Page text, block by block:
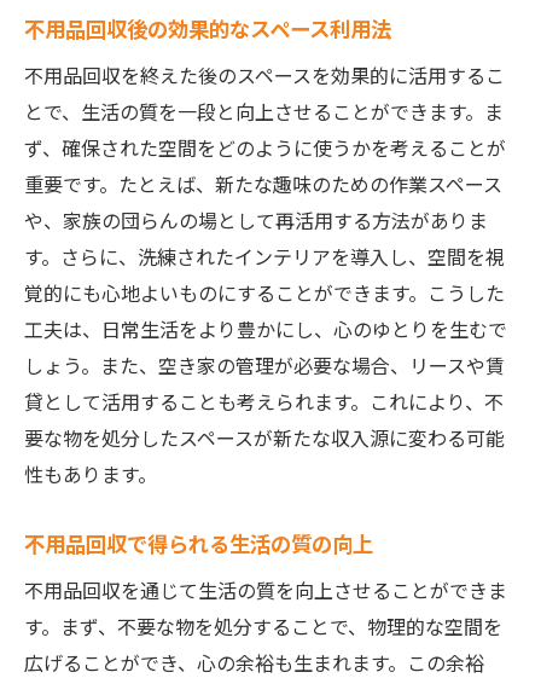
不用品回収後の効果的なスペース利用法
不用品回収を終えた後のスペースを効果的に活用するこ
とで、生活の質を一段と向上させることができます。ま
ず、確保された空間をどのように使うかを考えることが
重要です。たとえば、新たな趣味のための作業スペース
や、家族の団らんの場として再活用する方法がありま
す。さらに、洗練されたインテリアを導入し、空間を視
覚的にも心地よいものにすることができます。こうした
工夫は、日常生活をより豊かにし、心のゆとりを生むで
しょう。また、空き家の管理が必要な場合、リースや賃
貸として活用することも考えられます。これにより、不
要な物を処分したスペースが新たな収入源に変わる可能
性もあります。
不用品回収で得られる生活の質の向上
不用品回収を通じて生活の質を向上させることができま
す。まず、不要な物を処分することで、物理的な空間を
広げることができ、心の余裕も生まれます。この余裕